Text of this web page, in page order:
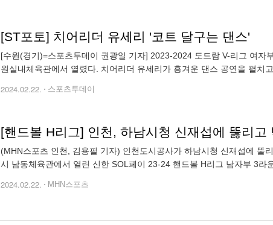
[ST포토] 치어리더 유세리 '코트 달구는 댄스'
[수원(경기)=스포츠투데이 권광일 기자] 2023-2024 도드람 V-리그 여자
원실내체육관에서 열렸다. 치어리더 유세리가 흥겨운 댄스 공연을 펼치
2024.02.22. 스포츠투데이
[핸드볼 H리그] 인천, 하남시청 신재섭에 뚫리고
(MHN스포츠 인천, 김용필 기자) 인천도시공사가 하남시청 신재섭에 뚤
시 남동체육관에서 열린 신한 SOL페이 23-24 핸드볼 H리그 남자부 3라
2024.02.22. MHN스포츠